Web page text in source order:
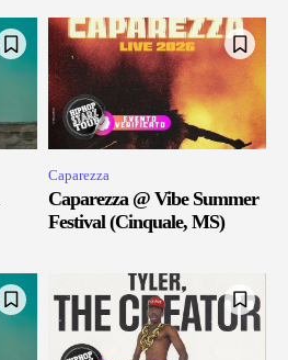
Caparezza
Caparezza @ Vibe Summer
Festival (Cinquale, MS)